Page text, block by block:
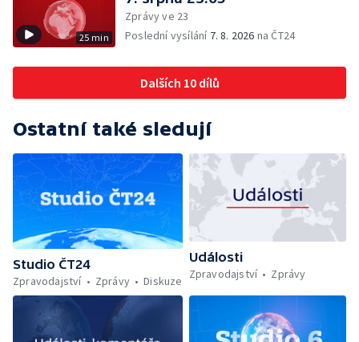
25 min
Zprávy ve 23
Poslední vysílání 7. 8. 2026 na ČT24
Dalších 10 dílů
Ostatní také sledují
Studio ČT24
Zpravodajství
Zprávy Diskuze
Události
Zpravodajství
Zprávy